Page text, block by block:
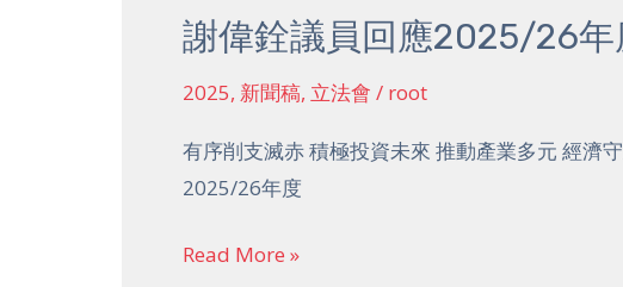
政
案
謝偉銓議員回應2025/26年
2025, 新聞稿, 立法會 / root
有序削支滅赤 積極投資未來 推動產業多元 經濟
2025/26年度
謝
銓
議
員
應
Read More »